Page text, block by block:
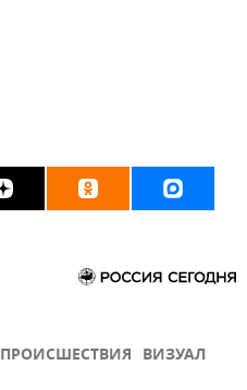
ПРОИСШЕСТВИЯ ВИЗУАЛ